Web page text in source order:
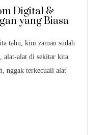
Digital &
yang Biasa
tahu, kini zaman sudah
alat-alat di sekitar kita
nggak terkecuali alat